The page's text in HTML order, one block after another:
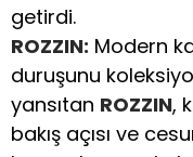
getirdi.
ROZZIN: Modern
duruşunu
yansıtan ROZZIN,
bakış açısı ve